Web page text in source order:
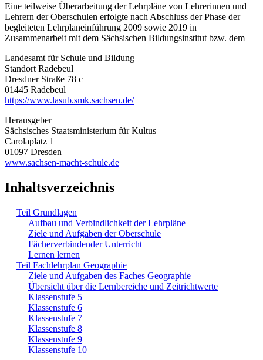
Eine teilweise Überarbeitung der Lehrpläne von Lehrerinnen und
Lehrern der Oberschulen erfolgte nach Abschluss der Phase der
begleiteten Lehrplaneinführung 2009 sowie 2019 in
Zusammenarbeit mit dem Sächsischen Bildungsinstitut bzw. dem
Landesamt für Schule und Bildung
Standort Radebeul
Dresdner Straße 78 c
01445 Radebeul
https://www.lasub.smk.sachsen.de/
Herausgeber
Sächsisches Staatsministerium für Kultus
Carolaplatz 1
01097 Dresden
www.sachsen-macht-schule.de
Inhaltsverzeichnis
Teil Grundlagen
Aufbau und Verbindlichkeit der Lehrpläne
Ziele und Aufgaben der Oberschule
Fächerverbindender Unterricht
Lernen lernen
Teil Fachlehrplan Geographie
Ziele und Aufgaben des Faches Geographie
Übersicht über die Lernbereiche und Zeitrichtwerte
Klassenstufe 5
Klassenstufe 6
Klassenstufe 7
Klassenstufe 8
Klassenstufe 9
Klassenstufe 10